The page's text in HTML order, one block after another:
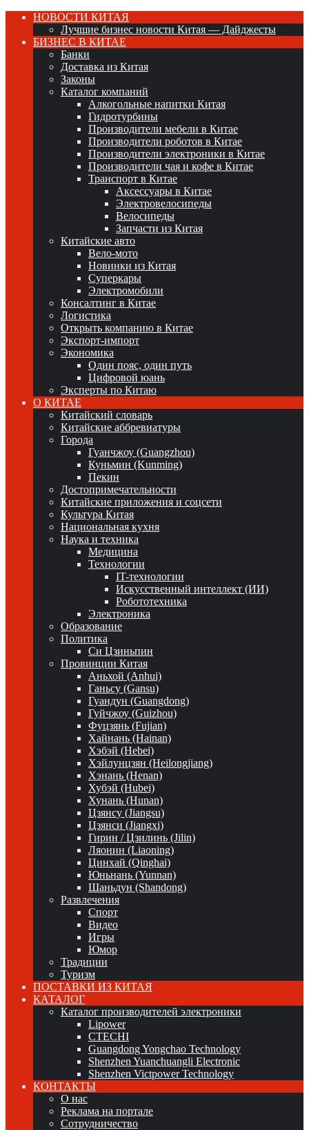
НОВОСТИ КИТАЯ
Лучшие бизнес новости Китая — Дайджесты
БИЗНЕС В КИТАЕ
Банки
Доставка из Китая
Законы
Каталог компаний
Алкогольные напитки Китая
Гидротурбины
Производители мебели в Китае
Производители роботов в Китае
Производители электроники в Китае
Производители чая и кофе в Китае
Транспорт в Китае
Аксессуары в Китае
Электровелосипеды
Велосипеды
Запчасти из Китая
Китайские авто
Вело-мото
Новинки из Китая
Суперкары
Электромобили
Консалтинг в Китае
Логистика
Открыть компанию в Китае
Экспорт-импорт
Экономика
Один пояс, один путь
Цифровой юань
Эксперты по Китаю
О КИТАЕ
Китайский словарь
Китайские аббревиатуры
Города
Гуанчжоу (Guangzhou)
Куньмин (Kunming)
Пекин
Достопримечательности
Китайские приложения и соцсети
Культура Китая
Национальная кухня
Наука и техника
Медицина
Технологии
IT-технологии
Искусственный интеллект (ИИ)
Робототехника
Электроника
Образование
Политика
Си Цзиньпин
Провинции Китая
Аньхой (Anhui)
Ганьсу (Gansu)
Гуандун (Guangdong)
Гуйчжоу (Guizhou)
Фуцзянь (Fujian)
Хайнань (Hainan)
Хэбэй (Hebei)
Хэйлунцзян (Heilongjiang)
Хэнань (Henan)
Хубэй (Hubei)
Хунань (Hunan)
Цзянсу (Jiangsu)
Цзянси (Jiangxi)
Гирин / Цзилинь (Jilin)
Ляонин (Liaoning)
Цинхай (Qinghai)
Юньнань (Yunnan)
Шаньдун (Shandong)
Развлечения
Спорт
Видео
Игры
Юмор
Традиции
Туризм
ПОСТАВКИ ИЗ КИТАЯ
КАТАЛОГ
Каталог производителей электроники
Lipower
CTECHI
Guangdong Yongchao Technology
Shenzhen Yuanchuangli Electronic
Shenzhen Victpower Technology
КОНТАКТЫ
О нас
Реклама на портале
Сотрудничество